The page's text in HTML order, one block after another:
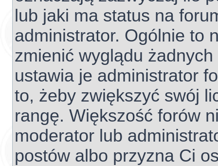
lub jaki ma status na
administrator. Ogólnie to
zmienić wyglądu
ustawia je administrator
to, żeby zwiększyć swój
rangę. Większość forów
moderator lub
postów albo przyzna Ci